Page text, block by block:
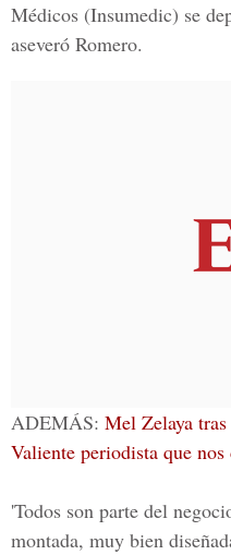
Médicos (Insumedic) se
aseveró Romero.
ADEMÁS: Mel Zelaya
Valiente periodista que nos
'Todos son parte del
montada, muy bien